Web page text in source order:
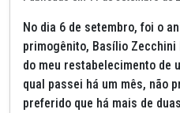
No dia 6 de setembro, foi o
primogênito, Basílio Zecchini
do meu restabelecimento de
qual passei há um mês, não
preferido que há mais de